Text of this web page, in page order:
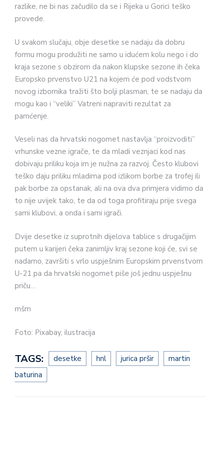
razlike, ne bi nas začudilo da se i Rijeka u Gorici teško
provede.
U svakom slučaju, obje desetke se nadaju da dobru
formu mogu produžiti ne samo u idućem kolu nego i do
kraja sezone s obzirom da nakon klupske sezone ih čeka
Europsko prvenstvo U21 na kojem će pod vodstvom
novog izbornika tražiti što bolji plasman, te se nadaju da
mogu kao i “veliki” Vatreni napraviti rezultat za
pamćenje.
Veseli nas da hrvatski nogomet nastavlja “proizvoditi”
vrhunske vezne igrače, te da mladi veznjaci kod nas
dobivaju priliku koja im je nužna za razvoj. Često klubovi
teško daju priliku mladima pod izlikom borbe za trofej ili
pak borbe za opstanak, ali na ova dva primjera vidimo da
to nije uvijek tako, te da od toga profitiraju prije svega
sami klubovi, a onda i sami igrači.
Dvije desetke iz suprotnih dijelova tablice s drugačijim
putem u karijeri čeka zanimljiv kraj sezone koji će, svi se
nadamo, završiti s vrlo uspješnim Europskim prvenstvom
U-21 pa da hrvatski nogomet piše još jednu uspješnu
priču…
mšm
Foto: Pixabay, ilustracija
TAGS: desetke hnl jurica pršir
martin
baturina